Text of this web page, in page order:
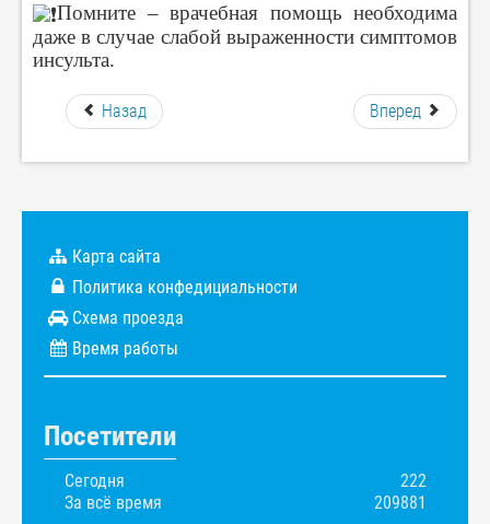
Помните – врачебная помощь необходима
даже в случае слабой выраженности симптомов
инсульта.
Назад Вперед
Карта сайта
Политика конфедициальности
Схема проезда
Время работы
Посетители
Сегодня
222
За всё время
209881